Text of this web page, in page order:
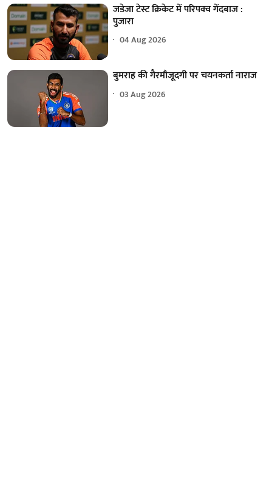
जडेजा टेस्ट क्रिकेट में परिपक्व गेंदबाज :
पुजारा
04 Aug 2026
बुमराह की गैरमौजूदगी पर चयनकर्ता नाराज
03 Aug 2026